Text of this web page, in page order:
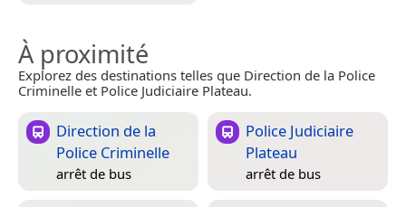
À proximité
Explorez des destinations telles que Direction de la Police
Criminelle et Police Judiciaire Plateau.
Direction de la
Police Criminelle
arrêt de bus
Police Judiciaire
Plateau
arrêt de bus